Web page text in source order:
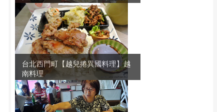
台北西門町【越兒捲異國料理】越
南料理